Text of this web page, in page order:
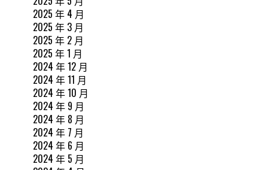
2025 年 4 月
2025 年 3 月
2025 年 2 月
2025 年 1 月
2024 年 12 月
2024 年 11 月
2024 年 10 月
2024 年 9 月
2024 年 8 月
2024 年 7 月
2024 年 6 月
2024 年 5 月